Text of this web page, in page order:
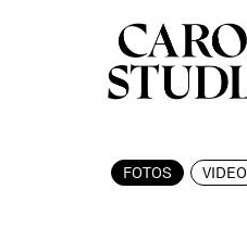
FOTOS VIDEO